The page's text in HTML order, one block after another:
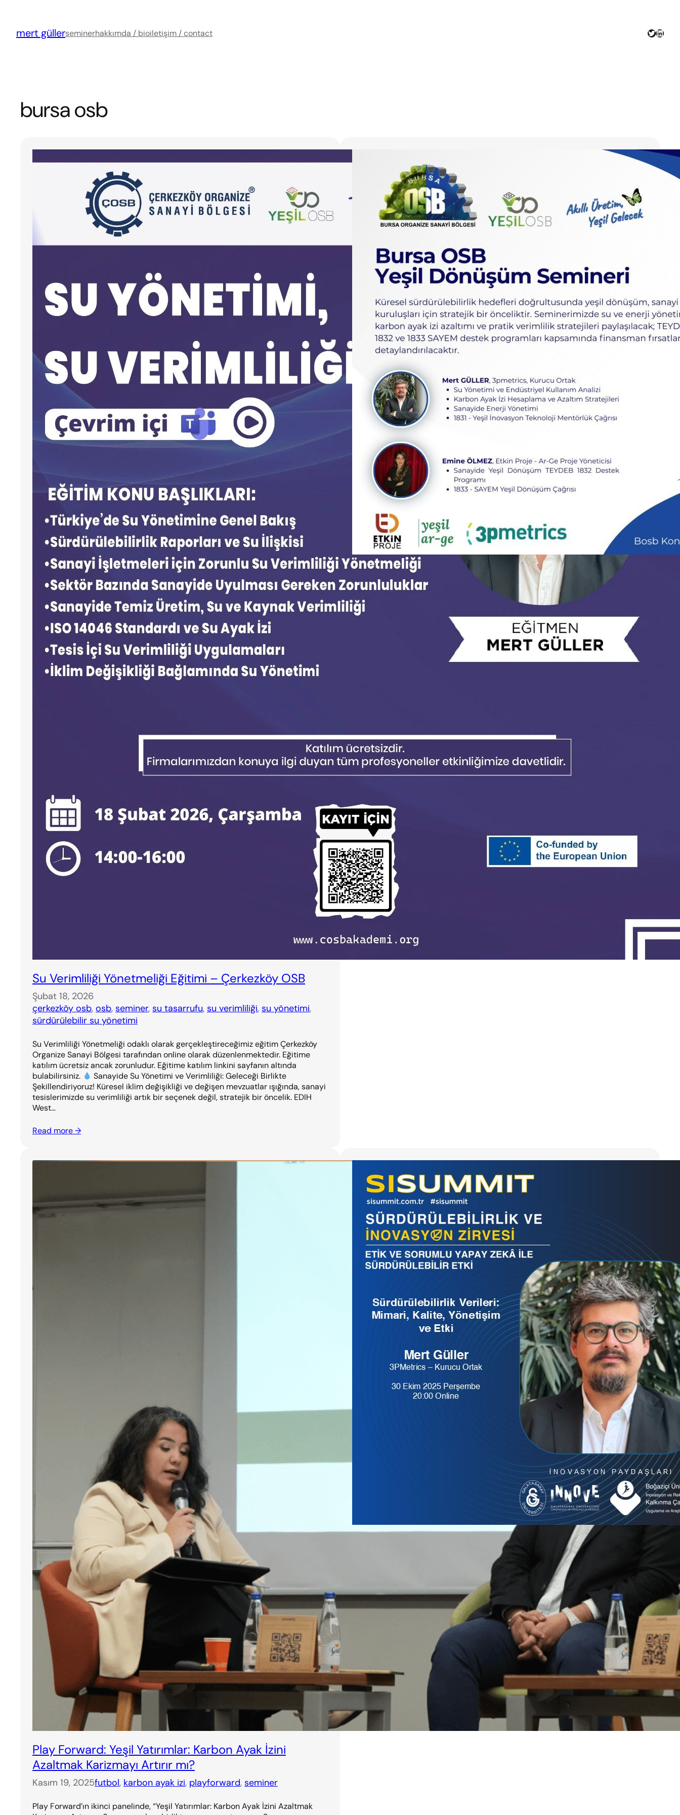
mert güllerseminerhakkımda / bioiletişim / contact Twitter
bursa osb
Su Verimliliği Yönetmeliği Eğitimi – Çerkezköy OSB
Şubat 18, 2026
çerkezköy osb, osb, seminer, su tasarrufu, su verimliliği, su yönetimi
sürdürülebilir su yönetimi
Su Verimliliği Yönetmeliği odaklı olarak gerçekleştireceğimiz eğitim Çerkezköy
Organize Sanayi Bölgesi tarafından online olarak düzenlenmektedir. Eğitime
katılım ücretsiz ancak zorunludur. Eğitime katılım linkini sayfanın altında
bulabilirsiniz.
Sanayide Su Yönetimi ve Verimliliği: Geleceği Birlikte
Şekillendiriyoruz! Küresel iklim değişikliği ve değişen mevzuatlar ışığında, sanayi
tesislerimizde su verimliliği artık bir seçenek değil, stratejik bir öncelik. EDIH
West…
Read more →
Bursa OSB Yeşil Dönüşüm Semineri
Aralık 1, 2025
bursa osb
seminer, su ayak izi, sürdürülebilirlik
eğitimi
Bursa’da Yeşil Dönüşüm Semineri’nde Buluşuyoruz!
BOSB & 3pmetrics iş
birliğiyle düzenlediğimiz Yeşil Dönüşüm Semineri’nde sektörün geleceğini
şekillendirecek kritik konuları ele alıyoruz. Küresel iklim hedefleri ve sıkılaşan
Play Forward: Yeşil Yatırımlar: Karbon Ayak İzini
Azaltmak Karizmayı Artırır mı?
Kasım 19, 2025futbol, karbon ayak izi, playforward, seminer
Play Forward’ın ikinci panelinde, “Yeşil Yatırımlar: Karbon Ayak İzini Azaltmak
Sürdürülebilirlik Verileri: Mimari, Kalite, Yönetişim ve
sürdürülebilirlik verileri yönetişim
SISUMMIT 2025’te Sürdürülebilirlik Verileri özelinde gerçekleştirdiğim ve Noform
Academy Youtube kanalından yayınlanan eğitim videosu.